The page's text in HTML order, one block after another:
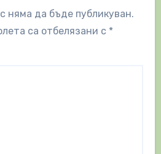
няма да бъде публикуван.
са отбелязани с *